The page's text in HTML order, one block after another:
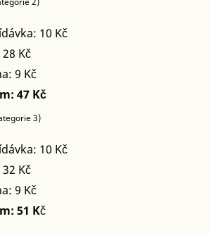
10 Kč
Kč
9 Kč
47 Kč
3)
10 Kč
Kč
9 Kč
51 Kč